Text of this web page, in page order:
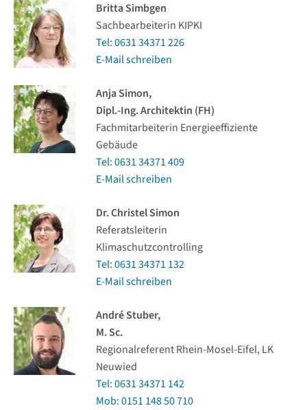
Britta Simbgen
Sachbearbeiterin KIPKI
Tel: 0631 34371 226
E-Mail schreiben
Anja Simon,
Dipl.-Ing. Architektin (FH)
Fachmitarbeiterin Energieeffiziente
Gebäude
Tel: 0631 34371 409
E-Mail schreiben
Dr. Christel Simon
Referatsleiterin
Klimaschutzcontrolling
Tel: 0631 34371 132
E-Mail schreiben
André Stuber,
M. Sc.
Regionalreferent Rhein-Mosel-Eifel, LK
Neuwied
Tel: 0631 34371 142
Mob: 0151 148 50 710